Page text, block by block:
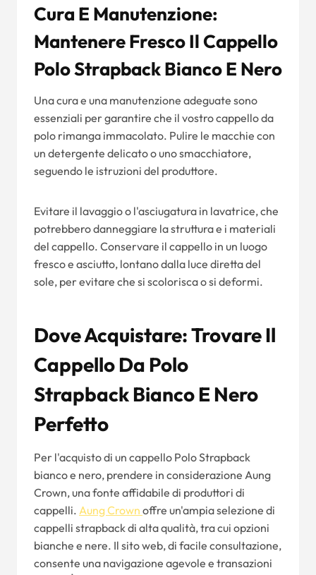
Cura E Manutenzione:
Mantenere Fresco Il Cappello
Polo Strapback Bianco E Nero
Una cura e una manutenzione adeguate sono
essenziali per garantire che il vostro cappello da
polo rimanga immacolato. Pulire le macchie con
un detergente delicato o uno smacchiatore,
seguendo le istruzioni del produttore.
Evitare il lavaggio o l'asciugatura in lavatrice, che
potrebbero danneggiare la struttura e i materiali
del cappello. Conservare il cappello in un luogo
fresco e asciutto, lontano dalla luce diretta del
sole, per evitare che si scolorisca o si deformi.
Dove Acquistare: Trovare Il
Cappello Da Polo
Strapback Bianco E Nero
Perfetto
Per l'acquisto di un cappello Polo Strapback
bianco e nero, prendere in considerazione Aung
Crown, una fonte affidabile di produttori di
cappelli. Aung Crown offre un'ampia selezione di
cappelli strapback di alta qualità, tra cui opzioni
bianche e nere. Il sito web, di facile consultazione,
consente una navigazione agevole e transazioni